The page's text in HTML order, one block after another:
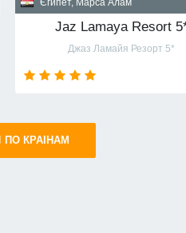
Santa Isabel 5*
ПО КРАIНАМ